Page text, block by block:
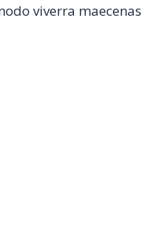
viverra maecenas